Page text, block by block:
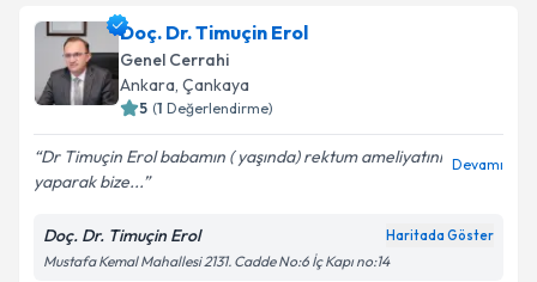
için bir takvim hazırlandığında e-posta ile
bilgilendireceğiz.
E-posta Adresiniz
Metni'ni okudum ve kişisel verilerimin belirtilen
kapsamda işlenmesini kabul ediyorum.
Doç. Dr. Timuçin Erol
Genel Cerrahi
Ankara, Çankaya
5 (1 Değerlendirme)
Dr Timuçin Erol babamın ( yaşında) rektum ameliyatını
yaparak bize...
Devamı
Doç. Dr. Timuçin Erol Haritada Göster
Mustafa Kemal Mahallesi 2131. Cadde No:6 İç Kapı no:14